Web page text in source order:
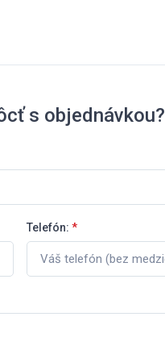
s objednávkou?
Telefón: *